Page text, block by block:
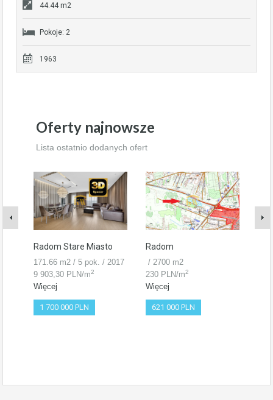
44.44 m2
Pokoje: 2
1963
Oferty najnowsze
Lista ostatnio dodanych ofert
Radom Stare Miasto
171.66 m2 / 5 pok. / 2017
9 903,30 PLN/m2
Więcej
1 700 000 PLN
Radom
/ 2700 m2
230 PLN/m2
Więcej
621 000 PLN